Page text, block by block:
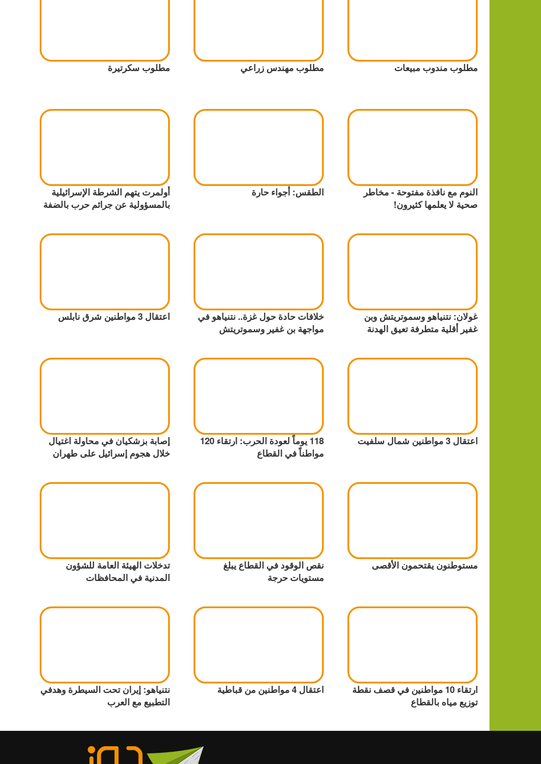
مطلوب مندوب مبيعات مطلوب مهندس زراعي مطلوب سكرتيرة
النوم مع نافذة مفتوحة - مخاطر
صحية لا يعلمها كثيرون!
الطقس: أجواء حارة
أولمرت يتهم الشرطة الإسرائيلية
بالمسؤولية عن جرائم حرب بالضفة
غولان: نتنياهو وسموتريتش وبن
غفير أقلية متطرفة تعيق الهدنة
خلافات حادة حول غزة.. نتنياهو في
مواجهة بن غفير وسموتريتش
اعتقال 3 مواطنين شرق نابلس
اعتقال 3 مواطنين شمال سلفيت
118 يوماً لعودة الحرب: ارتقاء 120
مواطناً في القطاع
إصابة بزشكيان في محاولة اغتيال
خلال هجوم إسرائيل على طهران
مستوطنون يقتحمون الأقصى
نقص الوقود في القطاع يبلغ
مستويات حرجة
تدخلات الهيئة العامة للشؤون
المدنية في المحافظات
ارتقاء 10 مواطنين في قصف نقطة
توزيع مياه بالقطاع
اعتقال 4 مواطنين من قباطية
نتنياهو: إيران تحت السيطرة وهدفي
التطبيع مع العرب